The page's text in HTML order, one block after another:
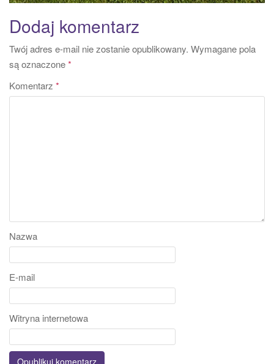
Dodaj komentarz
Twój adres e-mail nie zostanie opublikowany. Wymagane pola
są oznaczone*
Komentarz *
Nazwa
E-mail
Witryna internetowa